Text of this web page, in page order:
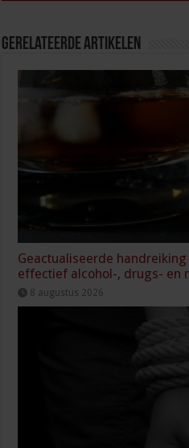
Gerelateerde Artikelen
Geactualiseerde
effectief alcohol-, drugs- en
8 augustus 2026